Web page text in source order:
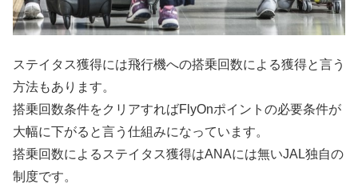
ステイタス獲得には飛行機への搭乗回数による獲得と言う
方法もあります。
搭乗回数条件をクリアすればFlyOnポイントの必要条件が
大幅に下がると言う仕組みになっています。
搭乗回数によるステイタス獲得はANAには無いJAL独自の
制度です。